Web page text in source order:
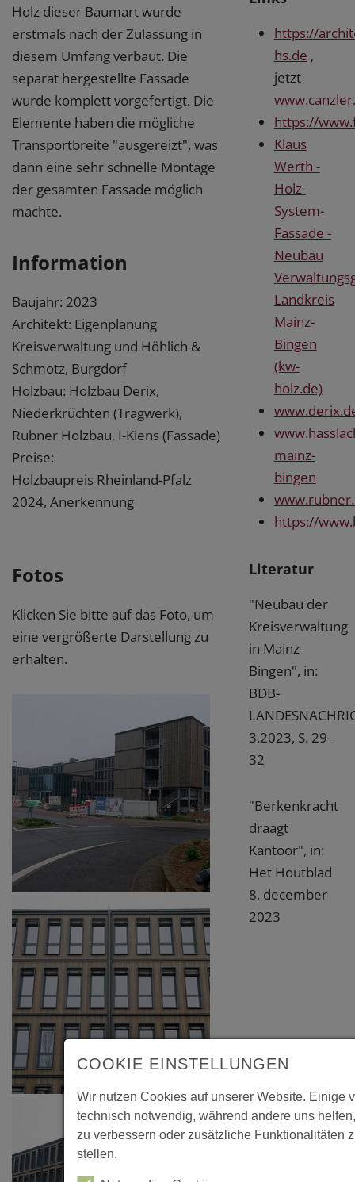
Holz dieser Baumart wurde
erstmals nach der Zulassung in
diesem Umfang verbaut. Die
separat hergestellte Fassade
wurde komplett vorgefertigt. Die
Elemente haben die mögliche
Transportbreite "ausgereizt", was
dann eine sehr schnelle Montage
der gesamten Fassade möglich
machte.
Information
Baujahr: 2023
Architekt: Eigenplanung
Kreisverwaltung und Höhlich &
Schmotz, Burgdorf
Holzbau: Holzbau Derix,
Niederkrüchten (Tragwerk),
Rubner Holzbau, I-Kiens (Fassade)
Preise:
Holzbaupreis Rheinland-Pfalz
2024, Anerkennung
Fotos
Klicken Sie bitte auf das Foto, um
eine vergrößerte Darstellung zu
erhalten.
https://
hs.de ,
jetzt
https://
Klaus
Werth -
Holz-
System-
Fassade -
Neubau
Landkreis
Mainz-
Bingen
(kw-
holz.de)
mainz-
bingen
https://
Literatur
"Neubau der
Kreisverwaltung
in Mainz-
Bingen", in:
BDB-
3.2023, S. 29-
32
"Berkenkracht
draagt
Kantoor", in:
Het Houtblad
8, december
2023
COOKIE EINSTELLUNGEN
Wir nutzen Cookies auf unserer Website. Einige
technisch notwendig, während andere uns
zu verbessern oder zusätzliche Funktionalitäten
stellen.